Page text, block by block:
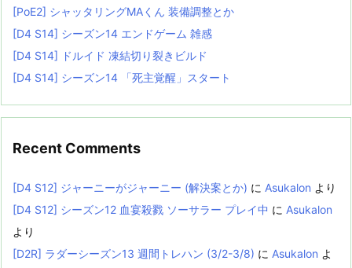
[PoE2] シャッタリングMAくん 装備調整とか
[D4 S14] シーズン14 エンドゲーム 雑感
[D4 S14] ドルイド 凍結切り裂きビルド
[D4 S14] シーズン14 「死主覚醒」スタート
Recent Comments
[D4 S12] ジャーニーがジャーニー (解決案とか) に Asukalon より
[D4 S12] シーズン12 血宴殺戮 ソーサラー プレイ中 に Asukalon
より
[D2R] ラダーシーズン13 週間トレハン (3/2-3/8) に Asukalon よ